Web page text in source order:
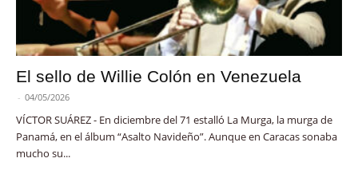
El sello de Willie Colón en Venezuela
- 04/05/2026
VÍCTOR SUÁREZ - En diciembre del 71 estalló La Murga, la murga de
Panamá, en el álbum “Asalto Navideño”. Aunque en Caracas sonaba
mucho su...